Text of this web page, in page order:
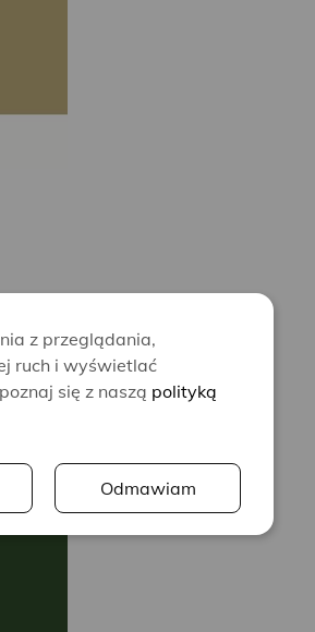
z przeglądania,
ruch i wyświetlać
się z naszą polityką
Odmawiam